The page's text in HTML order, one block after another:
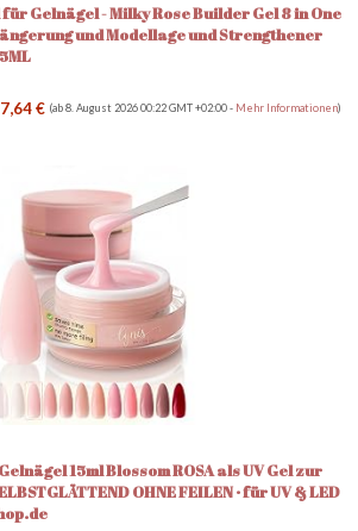
Gelnägel - Milky Rose Builder Gel 8 in One
und Modellage und Strengthener
7,64 € (ab 8. August 2026 00:22 GMT +02:00 - Mehr Informationen)
15ml Blossom ROSA als UV Gel zur
OHNE FEILEN · für UV & LED